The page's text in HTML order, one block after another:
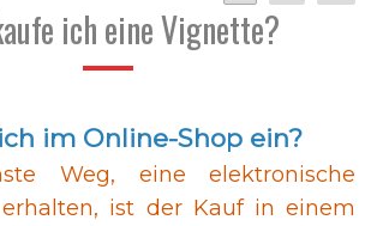
ich eine Vignette?
im Online-Shop ein?
Weg, eine elektronische
ist der Kauf in einem